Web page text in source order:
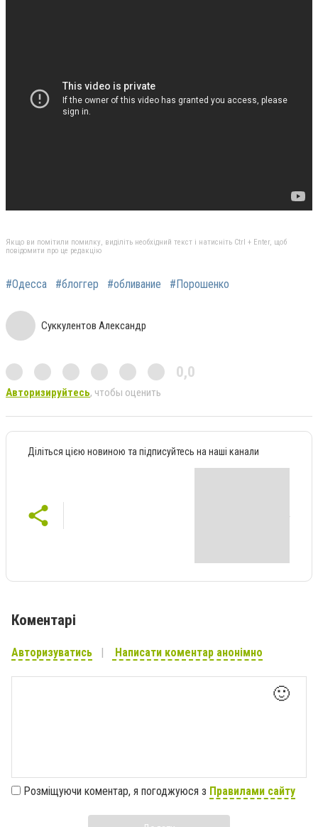
Якщо ви помітили помилку, виділіть необхідний текст і натисніть Ctrl + Enter, щоб
повідомити про це редакцію
#Одесса #блоггер #обливание #Порошенко
Суккулентов Александр
0,0
Авторизируйтесь, чтобы оценить
Діліться цією новиною та підписуйтесь на наші канали
Коментарі
Авторизуватись Написати коментар анонімно
🙂
Розміщуючи коментар, я погоджуюся з Правилами сайту